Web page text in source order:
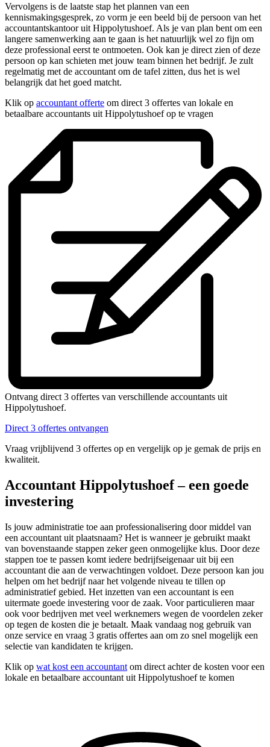
Vervolgens is de laatste stap het plannen van een
kennismakingsgesprek, zo vorm je een beeld bij de persoon van het
accountantskantoor uit Hippolytushoef. Als je van plan bent om een
langere samenwerking aan te gaan is het natuurlijk wel zo fijn om
deze professional eerst te ontmoeten. Ook kan je direct zien of deze
persoon op kan schieten met jouw team binnen het bedrijf. Je zult
regelmatig met de accountant om de tafel zitten, dus het is wel
belangrijk dat het goed matcht.
Klik op accountant offerte om direct 3 offertes van lokale en
betaalbare accountants uit Hippolytushoef op te vragen
Ontvang direct 3 offertes van verschillende accountants uit
Hippolytushoef.
Direct 3 offertes ontvangen
Vraag vrijblijvend 3 offertes op en vergelijk op je gemak de prijs en
kwaliteit.
Accountant Hippolytushoef – een goede
investering
Is jouw administratie toe aan professionalisering door middel van
een accountant uit plaatsnaam? Het is wanneer je gebruikt maakt
van bovenstaande stappen zeker geen onmogelijke klus. Door deze
stappen toe te passen komt iedere bedrijfseigenaar uit bij een
accountant die aan de verwachtingen voldoet. Deze persoon kan jou
helpen om het bedrijf naar het volgende niveau te tillen op
administratief gebied. Het inzetten van een accountant is een
uitermate goede investering voor de zaak. Voor particulieren maar
ook voor bedrijven met veel werknemers wegen de voordelen zeker
op tegen de kosten die je betaalt. Maak vandaag nog gebruik van
onze service en vraag 3 gratis offertes aan om zo snel mogelijk een
selectie van kandidaten te krijgen.
Klik op wat kost een accountant om direct achter de kosten voor een
lokale en betaalbare accountant uit Hippolytushoef te komen